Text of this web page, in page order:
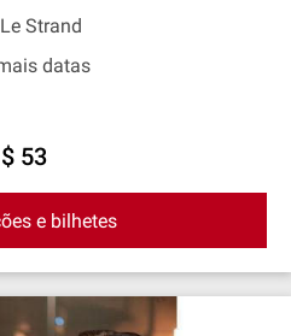
Strand
datas
$ 53
e bilhetes